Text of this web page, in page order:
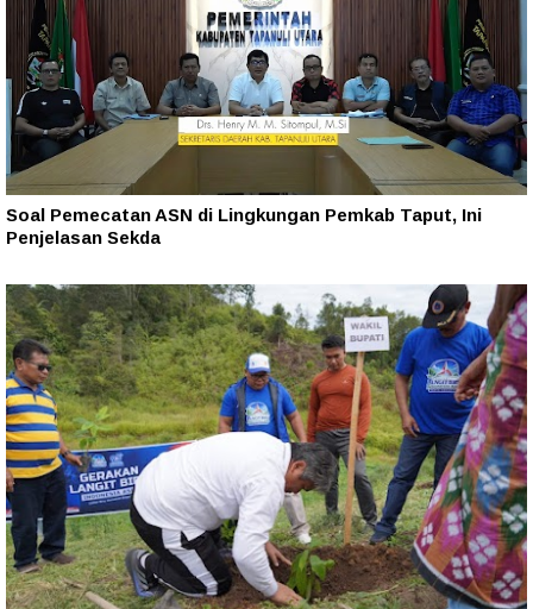
Soal Pemecatan ASN di Lingkungan Pemkab Taput, Ini
Penjelasan Sekda